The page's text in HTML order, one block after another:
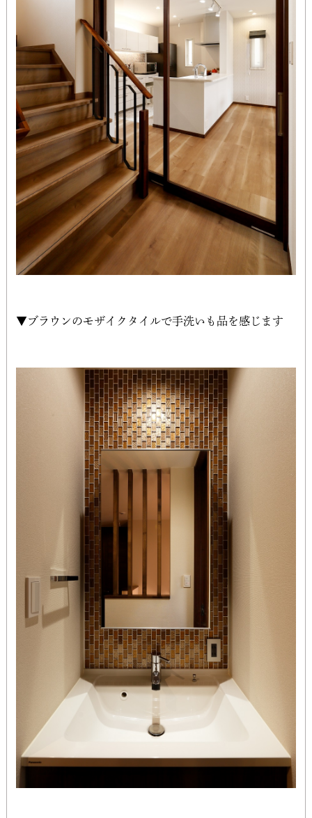
▼ブラウンのモザイクタイルで手洗いも品を感じます